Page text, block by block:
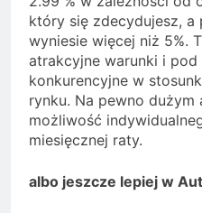
który się zdecydujesz, a
wyniesie więcej niż 5%.
atrakcyjne warunki i
konkurencyjne w
rynku. Na pewno
możliwość
miesięcznej raty.
albo jeszcze lepiej w